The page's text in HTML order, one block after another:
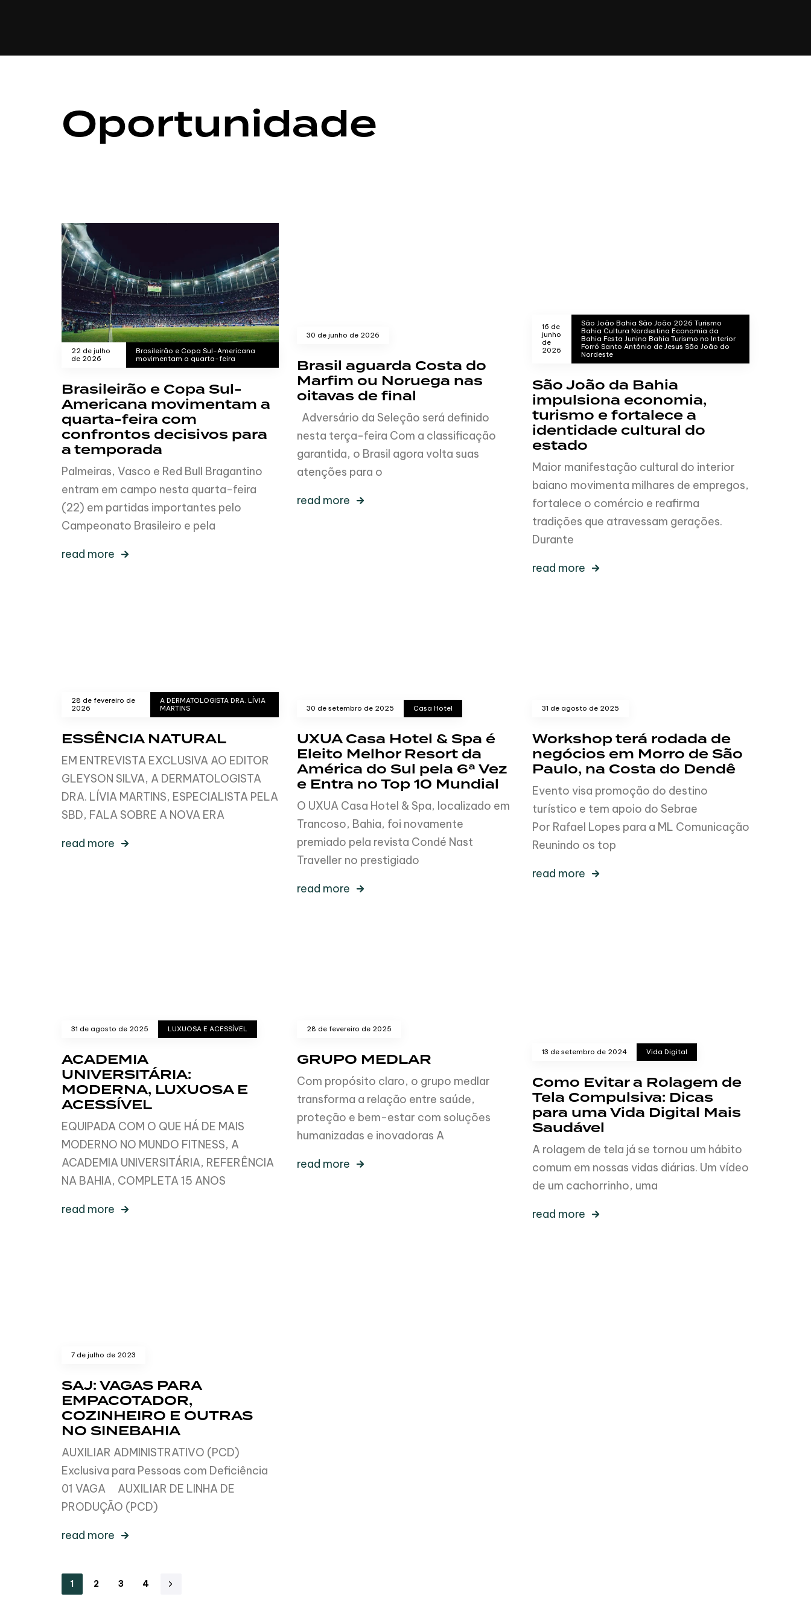
Oportunidade
22 de julho
de 2026
Brasileirão e Copa Sul-Americana
movimentam a quarta-feira
Brasileirão e Copa Sul-
Americana movimentam a
quarta-feira com
confrontos decisivos para
a temporada
Palmeiras, Vasco e Red Bull Bragantino
entram em campo nesta quarta-feira
(22) em partidas importantes pelo
Campeonato Brasileiro e pela
read more
30 de junho de 2026
Brasil aguarda Costa do
Marfim ou Noruega nas
oitavas de final
Adversário da Seleção será definido
nesta terça-feira Com a classificação
garantida, o Brasil agora volta suas
atenções para o
read more
16 de
junho
de
2026
São João Bahia São João 2026 Turismo
Bahia Cultura Nordestina Economia da
Bahia Festa Junina Bahia Turismo no Interior
Forró Santo Antônio de Jesus São João do
Nordeste
São João da Bahia
impulsiona economia,
turismo e fortalece a
identidade cultural do
estado
Maior manifestação cultural do interior
baiano movimenta milhares de empregos,
fortalece o comércio e reafirma
tradições que atravessam gerações.
Durante
read more
28 de fevereiro de
2026
A DERMATOLOGISTA DRA. LÍVIA
MARTINS
ESSÊNCIA NATURAL
EM ENTREVISTA EXCLUSIVA AO EDITOR
GLEYSON SILVA, A DERMATOLOGISTA
DRA. LÍVIA MARTINS, ESPECIALISTA PELA
SBD, FALA SOBRE A NOVA ERA
read more
30 de setembro de 2025 Casa Hotel
UXUA Casa Hotel & Spa é
Eleito Melhor Resort da
América do Sul pela 6ª Vez
e Entra no Top 10 Mundial
O UXUA Casa Hotel & Spa, localizado em
Trancoso, Bahia, foi novamente
premiado pela revista Condé Nast
Traveller no prestigiado
read more
31 de agosto de 2025
Workshop terá rodada de
negócios em Morro de São
Paulo, na Costa do Dendê
Evento visa promoção do destino
turístico e tem apoio do Sebrae
Por Rafael Lopes para a ML Comunicação
Reunindo os top
read more
31 de agosto de 2025 LUXUOSA E ACESSÍVEL
ACADEMIA
UNIVERSITÁRIA:
MODERNA, LUXUOSA E
ACESSÍVEL
EQUIPADA COM O QUE HÁ DE MAIS
MODERNO NO MUNDO FITNESS, A
ACADEMIA UNIVERSITÁRIA, REFERÊNCIA
NA BAHIA, COMPLETA 15 ANOS
read more
28 de fevereiro de 2025
GRUPO MEDLAR
Com propósito claro, o grupo medlar
transforma a relação entre saúde,
proteção e bem-estar com soluções
humanizadas e inovadoras A
read more
13 de setembro de 2024 Vida Digital
Como Evitar a Rolagem de
Tela Compulsiva: Dicas
para uma Vida Digital Mais
Saudável
A rolagem de tela já se tornou um hábito
comum em nossas vidas diárias. Um vídeo
de um cachorrinho, uma
read more
7 de julho de 2023
SAJ: VAGAS PARA
EMPACOTADOR,
COZINHEIRO E OUTRAS
NO SINEBAHIA
AUXILIAR ADMINISTRATIVO (PCD)
Exclusiva para Pessoas com Deficiência
01 VAGA AUXILIAR DE LINHA DE
PRODUÇÃO (PCD)
read more
1 2 3 4